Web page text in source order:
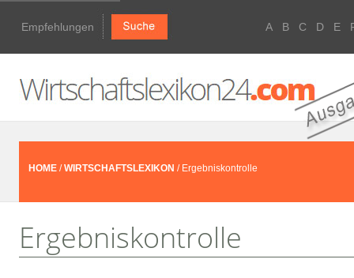
Empfehlungen A B C D E
HOME /WIRTSCHAFTSLEXIKON / Ergebniskontrolle
Ergebniskontrolle